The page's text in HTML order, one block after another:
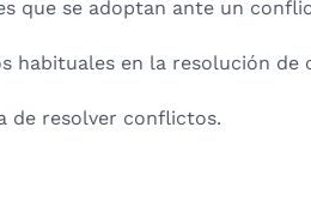
que se adoptan ante un
habituales en la resolución de
de resolver conflictos.